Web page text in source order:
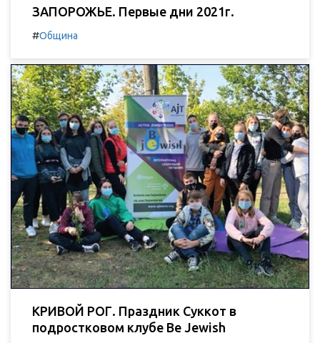
ЗАПОРОЖЬЕ. Первые дни 2021г.
#Община
КРИВОЙ РОГ. Праздник Суккот в
подростковом клубе Be Jewish